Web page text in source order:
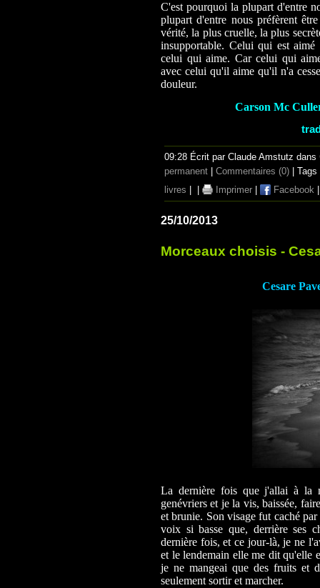
C'est pourquoi la plupart d'entre
plupart d'entre nous préfèrent
vérité, la plus cruelle, la plus
insupportable. Celui qui est
celui qui aime. Car celui qui
avec celui qu'il aime qu'il n'a
douleur.
Carson Mc
09:28 Écrit par Claude Amstutz dans
permanent
Commentaires (0) |
livres
Imprimer Facebook
25/10/2013
Morceaux choisis -
Cesare
La dernière fois que j'allai à la
genévriers et je la vis, baissée,
et brunie. Son visage fut caché
voix si basse que, derrière ses
dernière fois, et ce jour-là, je ne
et le lendemain elle me dit qu'elle
je ne mangeai que des fruits et
seulement sortir et marcher.